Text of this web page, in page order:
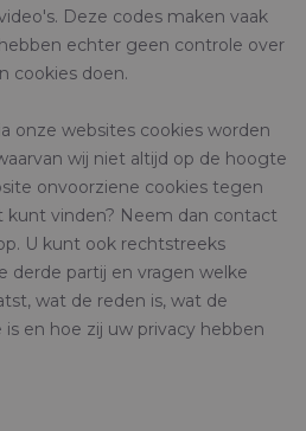
Deze codes maken vaak
echter geen controle over
cookies doen.
onze websites cookies worden
wij niet altijd op de hoogte
onvoorziene cookies tegen
kunt vinden? Neem dan contact
U kunt ook rechtstreeks
partij en vragen welke
wat de reden is, wat de
en hoe zij uw privacy hebben